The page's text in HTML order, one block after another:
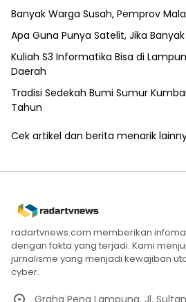
Banyak Warga Susah, Pemprov
Apa Guna Punya Satelit, Jika
Kuliah S3 Informatika Bisa di
Daerah
Tradisi Sedekah Bumi Sumur
Tahun
Cek artikel dan berita menarik
radartvnews.com memberikan
dengan fakta yang terjadi. Kami
jurnalisme yang menjadi kewajiban
cyber.
Graha Pena Lampung. Jl.